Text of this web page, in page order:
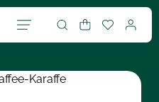
WARENKORB